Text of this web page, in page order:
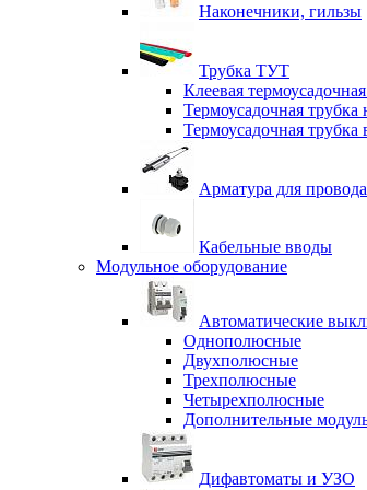
Наконечники, гильзы
Трубка ТУТ
Клеевая
Термоусадочная трубка
Термоусадочная трубка
Арматура для
Кабельные вводы
Модульное оборудование
Автоматические
Однополюсные
Двухполюсные
Трехполюсные
Четырехполюсные
Дополнительные
Дифавтоматы и УЗО